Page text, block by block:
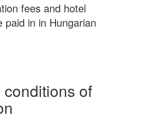
fees and hotel
paid in in Hungarian
of